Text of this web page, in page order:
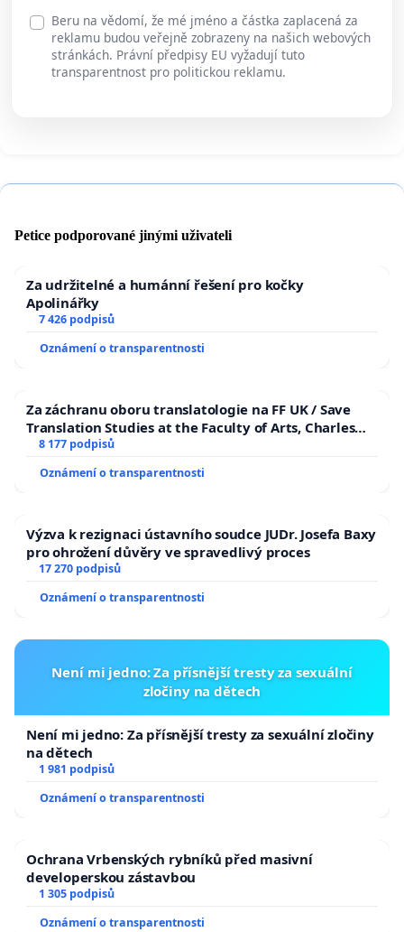
Beru na vědomí, že mé jméno a částka zaplacená za
reklamu budou veřejně zobrazeny na našich webových
stránkách. Právní předpisy EU vyžadují tuto
transparentnost pro politickou reklamu.
Petice podporované jinými uživateli
Za udržitelné a humánní řešení pro kočky
Apolinářky
7 426 podpisů
Oznámení o transparentnosti
Za záchranu oboru translatologie na FF UK / Save
Translation Studies at the Faculty of Arts, Charles
University
8 177 podpisů
Oznámení o transparentnosti
Výzva k rezignaci ústavního soudce JUDr. Josefa Baxy
pro ohrožení důvěry ve spravedlivý proces
17 270 podpisů
Oznámení o transparentnosti
Není mi jedno: Za přísnější tresty za sexuální
zločiny na dětech
Není mi jedno: Za přísnější tresty za sexuální zločiny
na dětech
1 981 podpisů
Oznámení o transparentnosti
Ochrana Vrbenských rybníků před masivní
developerskou zástavbou
1 305 podpisů
Oznámení o transparentnosti